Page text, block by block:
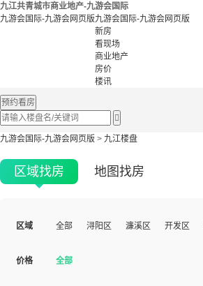
九江共青城市商业地产-九游会国际
九游会国际-九游会网页版九游会国际-九游会网页版
新房
看现场
商业地产
房价
楼讯
预约看房

九游会国际-九游会网页版 > 九江楼盘
区域找房 地图找房
区域 全部 浔阳区 濂溪区 开发区
价格 全部